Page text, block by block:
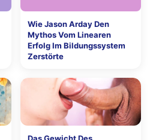
Wie Jason Arday Den
Mythos Vom Linearen
Erfolg Im Bildungssystem
Zerstörte
Das Gewicht Des